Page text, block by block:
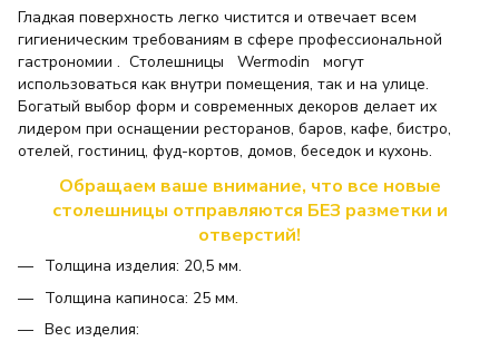
Гладкая поверхность легко чистится и отвечает всем
гигиеническим требованиям в сфере профессиональной
гастрономии . Столешницы Wermodin могут
использоваться как внутри помещения, так и на улице.
Богатый выбор форм и современных декоров делает их
лидером при оснащении ресторанов, баров, кафе, бистро,
отелей, гостиниц, фуд-кортов, домов, беседок и кухонь.
Обращаем ваше внимание, что все новые
столешницы отправляются БЕЗ разметки и
отверстий!
Толщина изделия: 20,5 мм.
Толщина капиноса: 25 мм.
Вес изделия: